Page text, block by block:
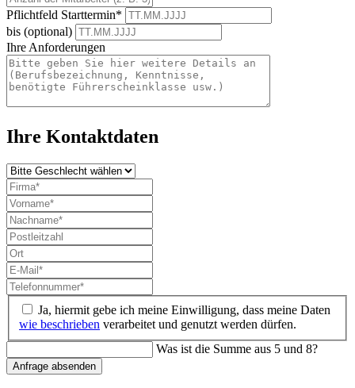
Pflichtfeld Starttermin*
bis (optional)
Ihre Anforderungen
Ihre Kontaktdaten
Ja, hiermit gebe ich meine Einwilligung, dass meine Daten
wie beschrieben verarbeitet und genutzt werden dürfen.
Was ist die Summe aus 5 und 8?
Anfrage absenden